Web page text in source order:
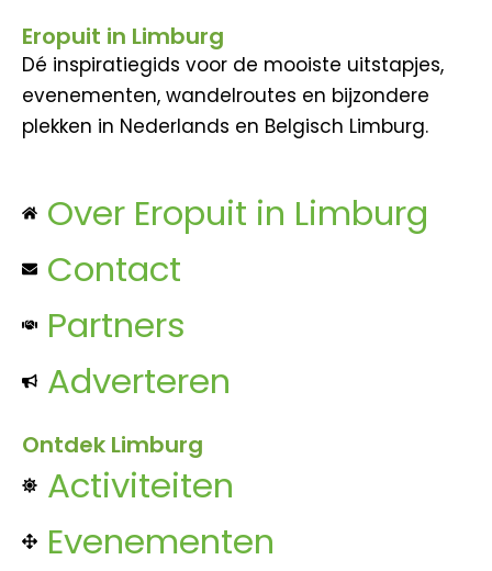
Eropuit in Limburg
Dé inspiratiegids voor de mooiste uitstapjes,
evenementen, wandelroutes en bijzondere
plekken in Nederlands en Belgisch Limburg.
Over Eropuit in Limburg
Contact
Partners
Adverteren
Ontdek Limburg
Activiteiten
Evenementen